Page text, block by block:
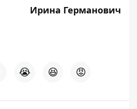
Ирина Германович
😭 😆 😡